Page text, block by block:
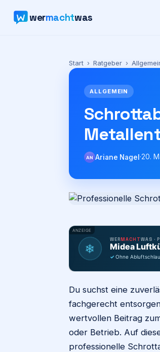
wermachtwas
Start › Ratgeber ›
ALLGEMEIN
AN Ariane Nagel·20.
ANZEIGE
❄
WERMACHTWAS ·
Midea
✓ Ohne
Du suchst eine
fachgerecht
wertvollen Beitrag
oder Betrieb. Auf
professionelle